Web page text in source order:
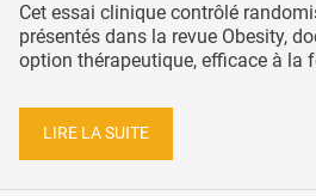
Cet essai clinique contrôlé
présentés dans la revue Obesity,
option thérapeutique, efficace à la
LIRE LA SUITE